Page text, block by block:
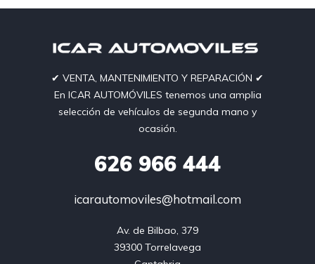
✔︎ VENTA, MANTENIMIENTO Y REPARACIÓN ✔︎
En ICAR AUTOMÓVILES tenemos una amplia
selección de vehículos de segunda mano y
ocasión.
626 966 444
icarautomoviles@hotmail.com
Av. de Bilbao, 379
39300 Torrelavega